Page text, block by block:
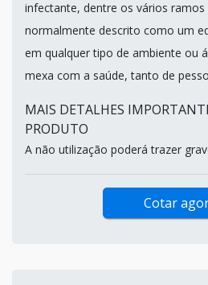
infectante, dentre os vários ramos
normalmente descrito como um
em qualquer tipo de ambiente ou
mexa com a saúde, tanto de
MAIS DETALHES
PRODUTO
A não utilização poderá trazer
Cotar